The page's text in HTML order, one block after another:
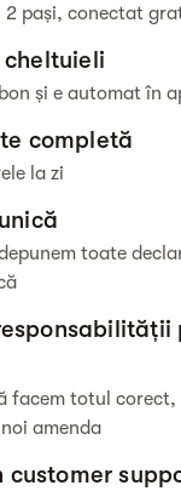
2 pași, conectat
și e automat în
completă
la zi
toate
facem totul
amenda
customer